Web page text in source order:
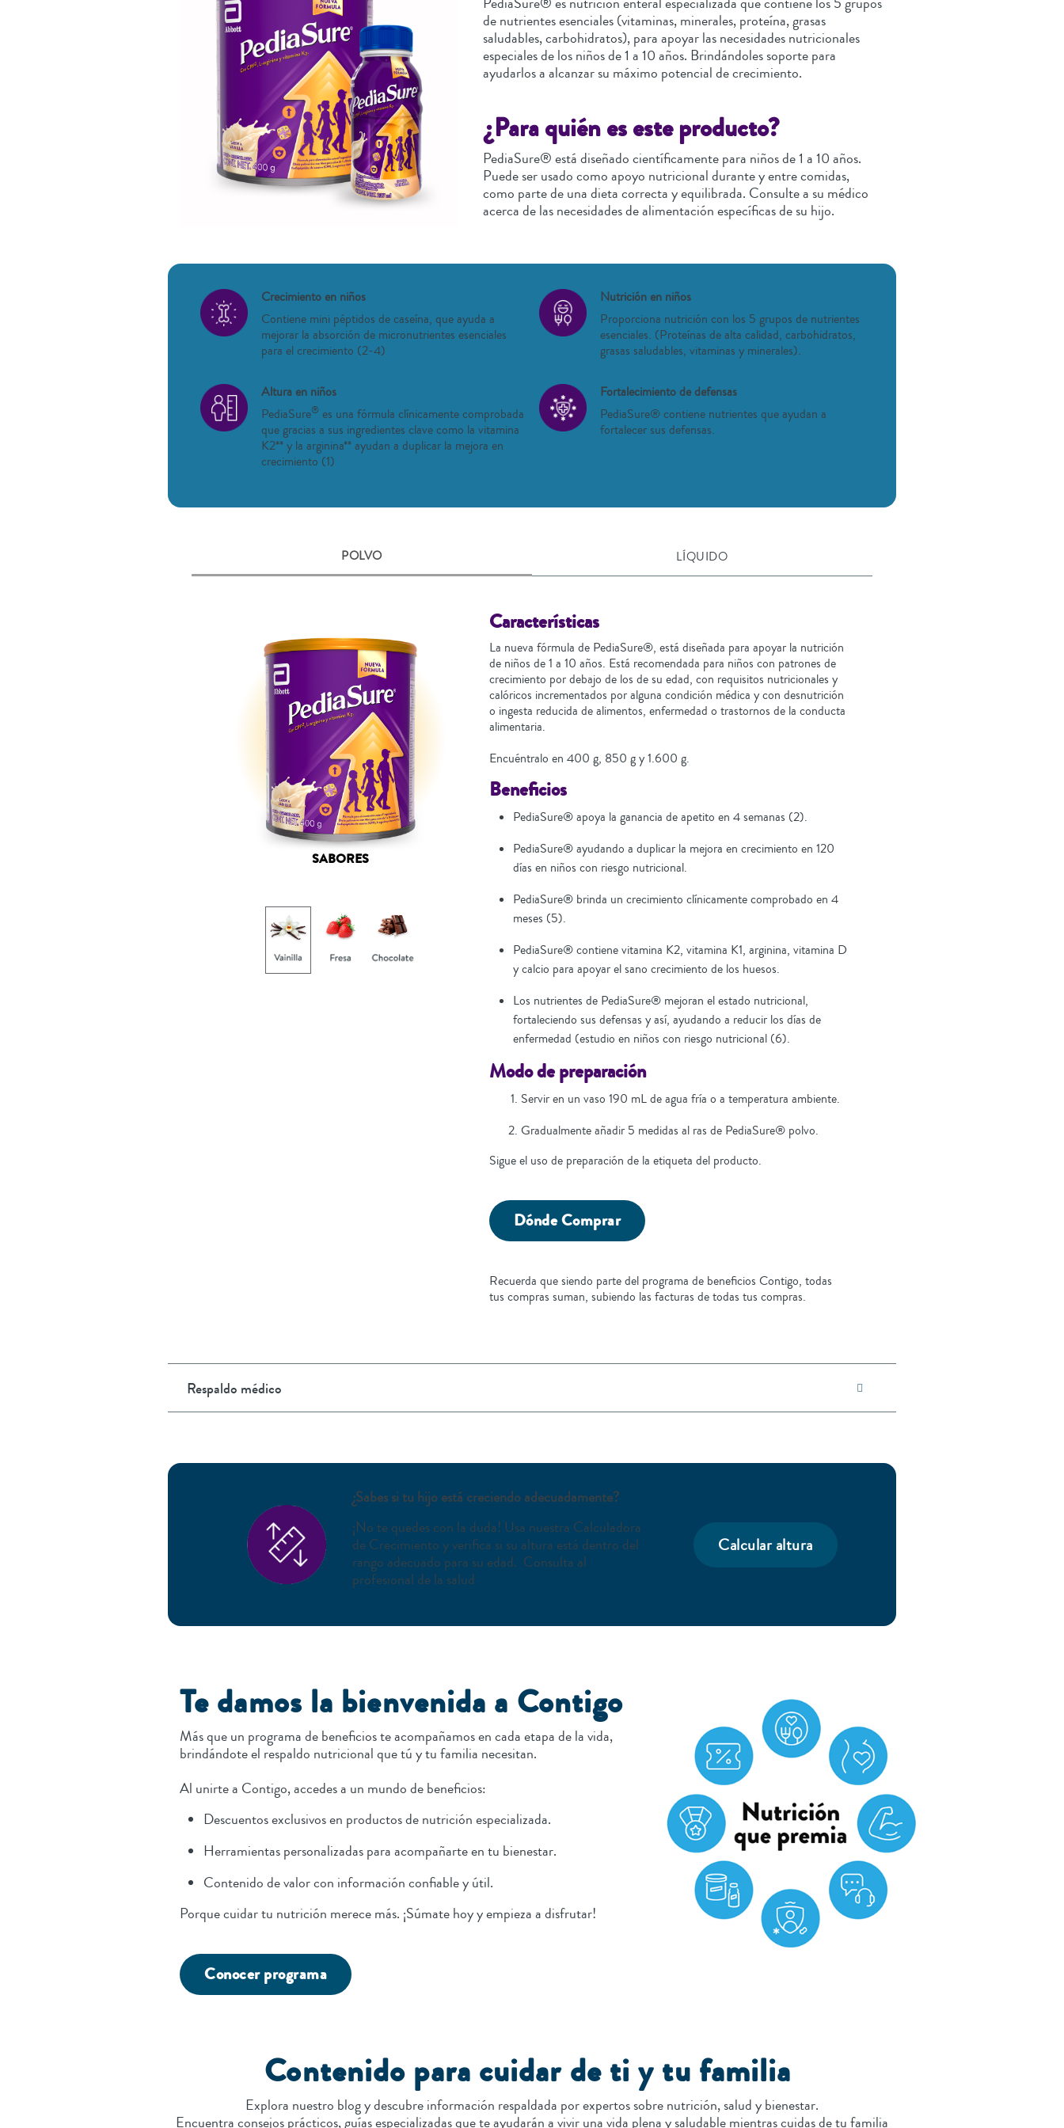
de nutrientes esenciales (vitaminas, minerales, proteína, grasas
saludables, carbohidratos), para apoyar las necesidades nutricionales
especiales de los niños de 1 a 10 años. Brindándoles soporte para
ayudarlos a alcanzar su máximo potencial de crecimiento.
¿Para quién es este producto?
PediaSure® está diseñado científicamente para niños de 1 a 10 años.
Puede ser usado como apoyo nutricional durante y entre comidas,
como parte de una dieta correcta y equilibrada. Consulte a su médico
acerca de las necesidades de alimentación específicas de su hijo.
Crecimiento en niños
Contiene mini péptidos de caseína, que ayuda a
mejorar la absorción de micronutrientes esenciales
para el crecimiento (2-4)
Nutrición en niños
Proporciona nutrición con los 5 grupos de nutrientes
esenciales. (Proteínas de alta calidad, carbohidratos,
grasas saludables, vitaminas y minerales).
Altura en niños
PediaSure® es una fórmula clínicamente comprobada
que gracias a sus ingredientes clave como la vitamina
K2** y la arginina** ayudan a duplicar la mejora en
crecimiento (1)
Fortalecimiento de defensas
PediaSure® contiene nutrientes que ayudan a
fortalecer sus defensas.
POLVO LÍQUIDO
SABORES
Características
La nueva fórmula de PediaSure®, está diseñada para apoyar la nutrición
de niños de 1 a 10 años. Está recomendada para niños con patrones de
crecimiento por debajo de los de su edad, con requisitos nutricionales y
calóricos incrementados por alguna condición médica y con desnutrición
o ingesta reducida de alimentos, enfermedad o trastornos de la conducta
alimentaria.
Encuéntralo en 400 g, 850 g y 1.600 g.
Beneficios
PediaSure® apoya la ganancia de apetito en 4 semanas (2).
PediaSure® ayudando a duplicar la mejora en crecimiento en 120
días en niños con riesgo nutricional.
PediaSure® brinda un crecimiento clínicamente comprobado en 4
meses (5).
PediaSure® contiene vitamina K2, vitamina K1, arginina, vitamina D
y calcio para apoyar el sano crecimiento de los huesos.
Los nutrientes de PediaSure® mejoran el estado nutricional,
fortaleciendo sus defensas y así, ayudando a reducir los días de
enfermedad (estudio en niños con riesgo nutricional (6).
Modo de preparación
Servir en un vaso 190 mL de agua fría o a temperatura ambiente.
Gradualmente añadir 5 medidas al ras de PediaSure® polvo.
Sigue el uso de preparación de la etiqueta del producto.
Dónde Comprar
Recuerda que siendo parte del programa de beneficios Contigo, todas
tus compras suman, subiendo las facturas de todas tus compras.
Respaldo médico
¿Sabes si tu hijo está creciendo adecuadamente?
¡No te quedes con la duda! Usa nuestra Calculadora
de Crecimiento y verifica si su altura está dentro del
rango adecuado para su edad. Consulta al
profesional de la salud
Calcular altura
Te damos la bienvenida a Contigo
Más que un programa de beneficios te acompañamos en cada etapa de la vida,
brindándote el respaldo nutricional que tú y tu familia necesitan.
Al unirte a Contigo, accedes a un mundo de beneficios:
Descuentos exclusivos en productos de nutrición especializada.
Herramientas personalizadas para acompañarte en tu bienestar.
Contenido de valor con información confiable y útil.
Porque cuidar tu nutrición merece más. ¡Súmate hoy y empieza a disfrutar!
Conocer programa
Contenido para cuidar de ti y tu familia
Explora nuestro blog y descubre información respaldada por expertos sobre nutrición, salud y bienestar.
Encuentra consejos prácticos, guías especializadas que te ayudarán a vivir una vida plena y saludable mientras cuidas de tu familia